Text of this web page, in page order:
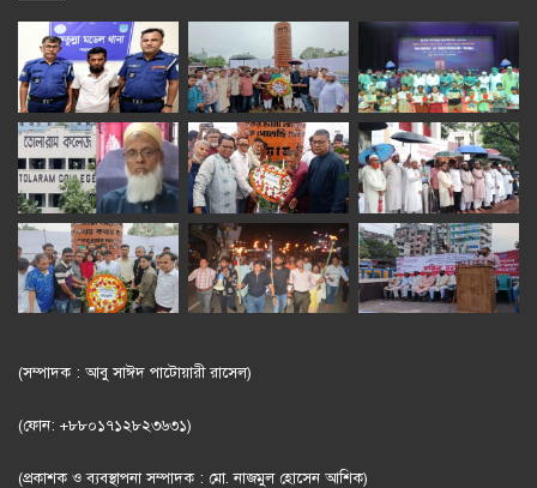
(সম্পাদক : আবু সাঈদ পাটোয়ারী রাসেল)
(ফোন: +৮৮০১৭১২৮২৩৬৩১)
(প্রকাশক ও ব্যবস্থাপনা সম্পাদক : মো. নাজমুল হোসেন আশিক)